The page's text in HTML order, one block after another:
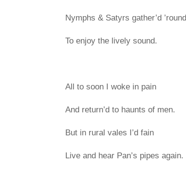
Nymphs & Satyrs gather’d ’round
To enjoy the lively sound.
All to soon I woke in pain
And return’d to haunts of men.
But in rural vales I’d fain
Live and hear Pan’s pipes again.